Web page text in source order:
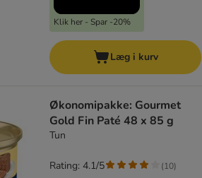
Klik her - Spar -20%
Læg i kurv
Økonomipakke: Gourmet
Gold Fin Paté 48 x 85 g
Tun
Rating: 4.1/5 (10)